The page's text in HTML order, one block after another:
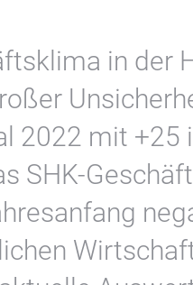
in der
2022 mit +25
SHK-